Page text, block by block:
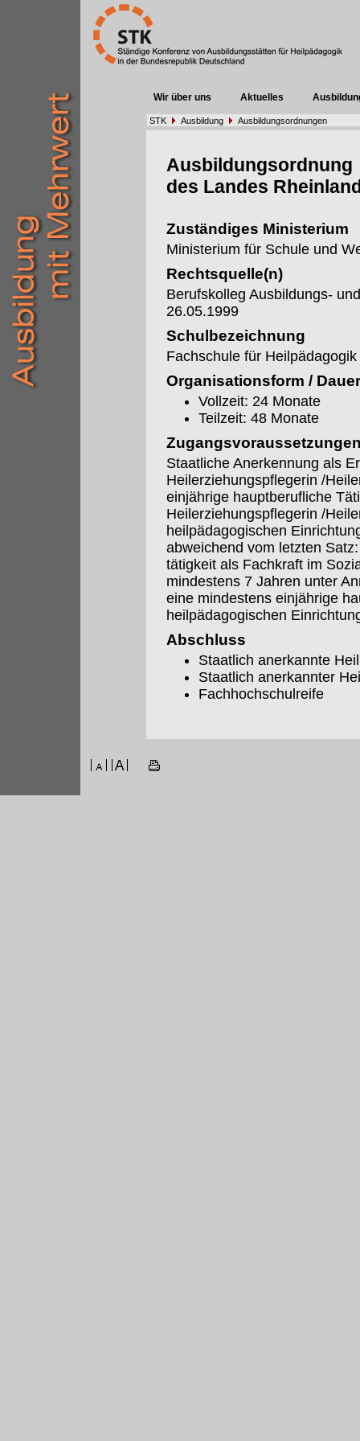
Wir über uns Aktuelles
STK Ausbildung Ausbildungsordnungen
Ausbildungsordnung
des Landes
Zuständiges Ministerium
Ministerium für Schule und
Rechtsquelle(n)
Berufskolleg Ausbildungs-
26.05.1999
Schulbezeichnung
Fachschule für Heilpädagogik
Organisationsform / Dauer
Vollzeit: 24 Monate
Teilzeit: 48 Monate
Staatliche Anerkennung als
Heilerziehungspflegerin /
einjährige hauptberufliche
Heilerziehungspflegerin /
heilpädagogischen
abweichend vom letzten
tätigkeit als Fachkraft im
mindestens 7 Jahren unter
eine mindestens einjährige
heilpädagogischen
Abschluss
Staatlich anerkannte
Staatlich anerkannter
Fachhochschulreife